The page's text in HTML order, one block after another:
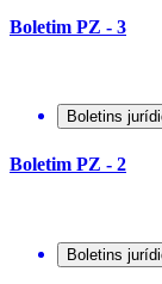
Boletim PZ - 3
Boletins
Boletim PZ - 2
Boletins